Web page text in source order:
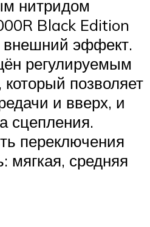
нитридом
Black Edition
внешний эффект.
регулируемым
позволяет
и вверх, и
сцепления.
переключения
мягкая, средняя